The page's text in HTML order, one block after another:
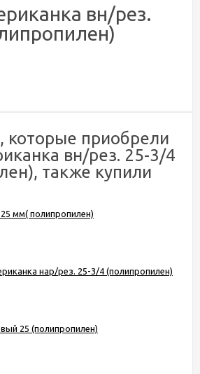
вн/рез.
которые приобрели
вн/рез. 25-3/4
также купили
мм( полипропилен)
нар/рез. 25-3/4 (полипропилен)
25 (полипропилен)